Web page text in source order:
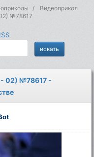
Видеоприкол
№78617
- 02) №78617 -